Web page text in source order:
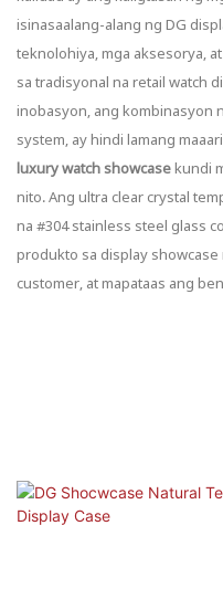
isinasaalang-alang ng DG
teknolohiya, mga aksesorya,
sa tradisyonal na retail watch
inobasyon, ang kombinasyon
system, ay hindi lamang
luxury watch showcasekundi
nito. Ang ultra clear crystal
na #304 stainless steel glass
produkto sa display showcase
customer, at mapataas ang